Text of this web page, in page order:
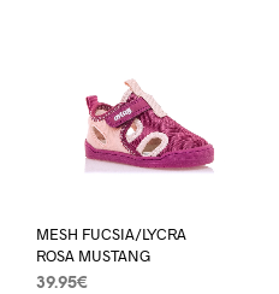
MESH FUCSIA/LYCRA
ROSA MUSTANG
39.95€